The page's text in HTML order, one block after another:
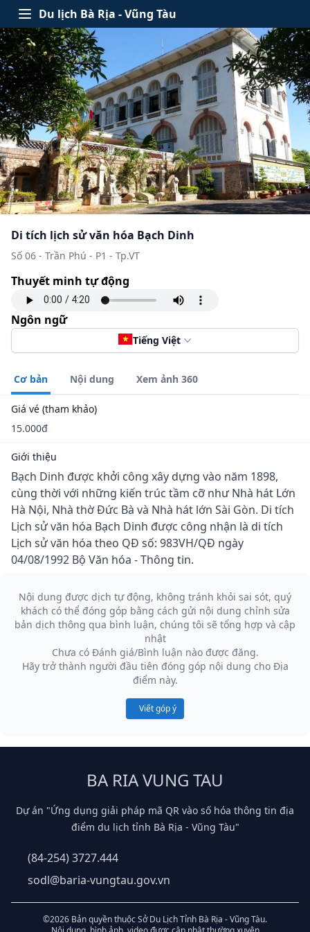
Skip to content
Open menu
Du lịch Bà Rịa - Vũng Tàu
Di tích lịch sử văn hóa Bạch Dinh
Số 06 - Trần Phú - P1 - Tp.VT
Thuyết minh tự động
Ngôn ngữ
Tiếng Việt
Cơ bản Nội dung Xem ảnh 360
Giá vé (tham khảo)
15.000đ
Giới thiệu
Bạch Dinh được khởi công xây dựng vào năm 1898,
cùng thời với những kiến trúc tầm cỡ như Nhà hát Lớn
Hà Nội, Nhà thờ Đức Bà và Nhà hát lớn Sài Gòn. Di tích
Lịch sử văn hóa Bạch Dinh được công nhận là di tích
Lịch sử văn hóa theo QĐ số: 983VH/QĐ ngày
04/08/1992 Bộ Văn hóa - Thông tin.
Nội dung được dịch tự động, không tránh khỏi sai sót, quý
khách có thể đóng góp bằng cách gửi nội dung chỉnh sửa
bản dịch thông qua bình luận, chúng tôi sẽ tổng hợp và cập
nhật
Chưa có Đánh giá/Bình luận nào được đăng.
Hãy trở thành người đầu tiên đóng góp nội dung cho Địa
điểm này.
Viết góp ý
BA RIA VUNG TAU
Dự án "Ứng dụng giải pháp mã QR vào số hóa thông tin địa
điểm du lịch tỉnh Bà Rịa - Vũng Tàu"
(84-254) 3727.444
sodl@baria-vungtau.gov.vn
©2026 Bản quyền thuộc Sở Du Lịch Tỉnh Bà Rịa - Vũng Tàu.